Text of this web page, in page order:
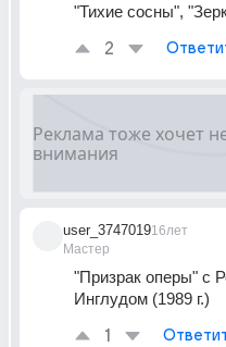
"Тихие сосны",
2
user_3747019
Мастер
16лет
"Призрак оперы" с
Инглудом (1989 г.)
1